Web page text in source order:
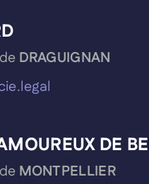
DRAGUIGNAN
DE
MONTPELLIER